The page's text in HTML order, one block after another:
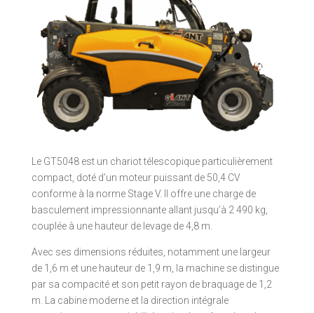
Le GT5048 est un chariot télescopique particulièrement
compact, doté d’un moteur puissant de 50,4 CV
conforme à la norme Stage V. Il offre une charge de
basculement impressionnante allant jusqu’à 2 490 kg,
couplée à une hauteur de levage de 4,8 m.
Avec ses dimensions réduites, notamment une largeur
de 1,6 m et une hauteur de 1,9 m, la machine se distingue
par sa compacité et son petit rayon de braquage de 1,2
m. La cabine moderne et la direction intégrale